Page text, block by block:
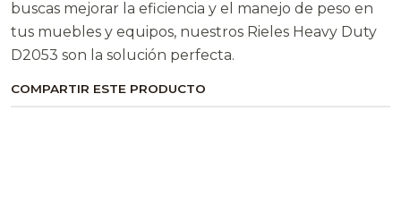
buscas mejorar la eficiencia y el manejo de peso en
tus muebles y equipos, nuestros Rieles Heavy Duty
D2053 son la solución perfecta.
COMPARTIR ESTE PRODUCTO